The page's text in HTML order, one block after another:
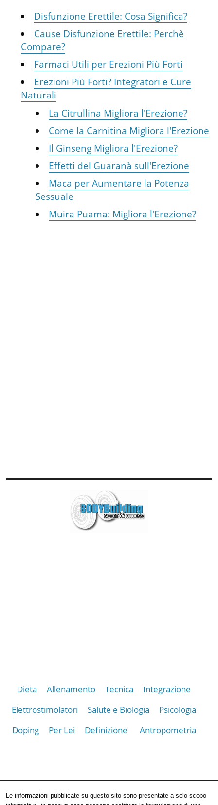
Disfunzione Erettile: Cosa Significa?
Cause Disfunzione Erettile: Perchè
Compare?
Farmaci Utili per Erezioni Più Forti
Erezioni Più Forti? Integratori e Cure
Naturali
La Citrullina Migliora l'Erezione?
Come la Carnitina Migliora l'Erezione
Il Ginseng Migliora l'Erezione?
Effetti del Guaranà sull'Erezione
Maca per Aumentare la Potenza
Sessuale
Muira Puama: Migliora l'Erezione?
Dieta Allenamento Tecnica
Integrazione
Elettrostimolatori
Salute e Biologia
Psicologia
Doping
Per Lei Definizione Antropometria
Le informazioni pubblicate su questo sito sono presentate a solo scopo